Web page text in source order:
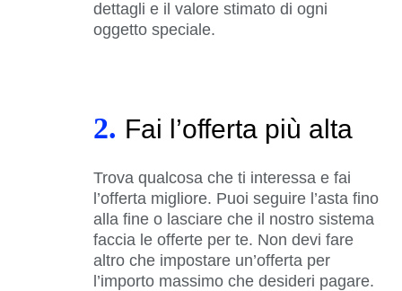
dettagli e il valore stimato di ogni
oggetto speciale.
2. Fai l’offerta più alta
Trova qualcosa che ti interessa e fai
l’offerta migliore. Puoi seguire l’asta fino
alla fine o lasciare che il nostro sistema
faccia le offerte per te. Non devi fare
altro che impostare un’offerta per
l’importo massimo che desideri pagare.